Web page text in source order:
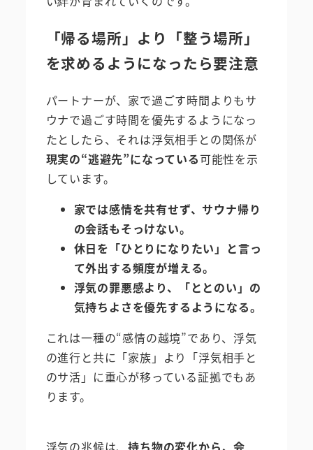
「帰る場所」より「整う場所」
を求めるようになったら要注意
パートナーが、家で過ごす時間よりもサ
ウナで過ごす時間を優先するようになっ
たとしたら、それは浮気相手との関係が
現実の“逃避先”になっている可能性を示
しています。
家では感情を共有せず、サウナ帰り
の会話もそっけない。
休日を「ひとりになりたい」と言っ
て外出する頻度が増える。
浮気の罪悪感より、「ととのい」の
気持ちよさを優先するようになる。
これは一種の“感情の越境”であり、浮気
の進行と共に「家族」より「浮気相手と
のサ活」に重心が移っている証拠でもあ
ります。
浮気の兆候は、持ち物の変化から、会